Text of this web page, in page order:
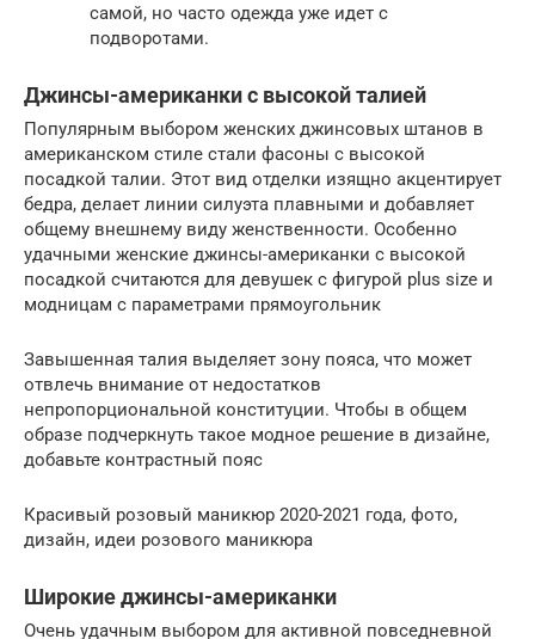
самой, но часто одежда уже идет с
подворотами.
Джинсы-американки с высокой талией
Популярным выбором женских джинсовых штанов в
американском стиле стали фасоны с высокой
посадкой талии. Этот вид отделки изящно акцентирует
бедра, делает линии силуэта плавными и добавляет
общему внешнему виду женственности. Особенно
удачными женские джинсы-американки с высокой
посадкой считаются для девушек с фигурой plus size и
модницам с параметрами прямоугольник
Завышенная талия выделяет зону пояса, что может
отвлечь внимание от недостатков
непропорциональной конституции. Чтобы в общем
образе подчеркнуть такое модное решение в дизайне,
добавьте контрастный пояс
Красивый розовый маникюр 2020-2021 года, фото,
дизайн, идеи розового маникюра
Широкие джинсы-американки
Очень удачным выбором для активной повседневной